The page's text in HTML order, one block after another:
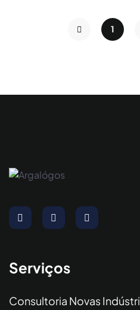
1
Serviços
Consultoria Novas